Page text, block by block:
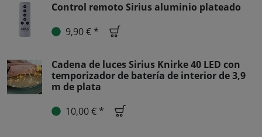
Control remoto Sirius aluminio plateado
9,90 € *
Cadena de luces Sirius Knirke 40 LED con
temporizador de batería de interior de 3,9
m de plata
10,00 € *